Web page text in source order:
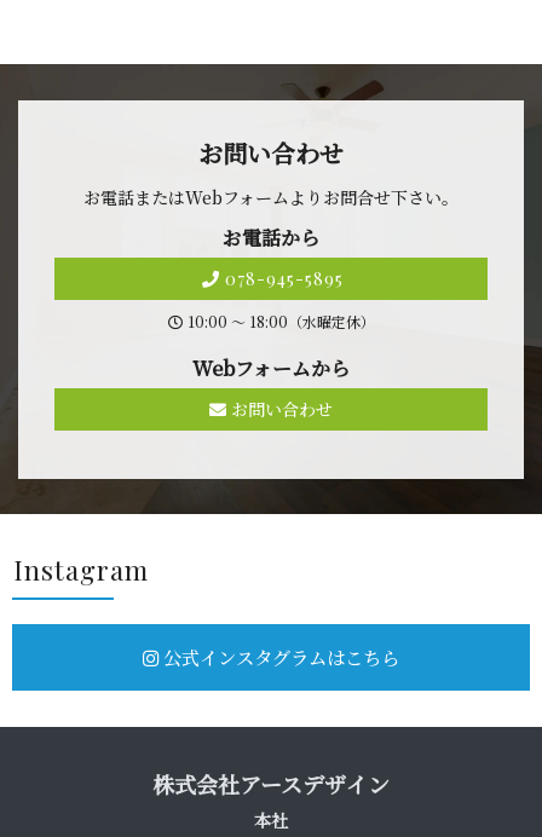
お問 い 合 わ せ
お電話またはWebフォームよりお問合せ 下 さ い 。
お 電 話 か ら
078-945-5895
10:00 〜 18:00（水曜定休）
Webフォ ー ム か ら
お問い合わせ
Insta g r a m
公式インスタグラムはこちら
株式会社アース デ ザ イ ン
本 社